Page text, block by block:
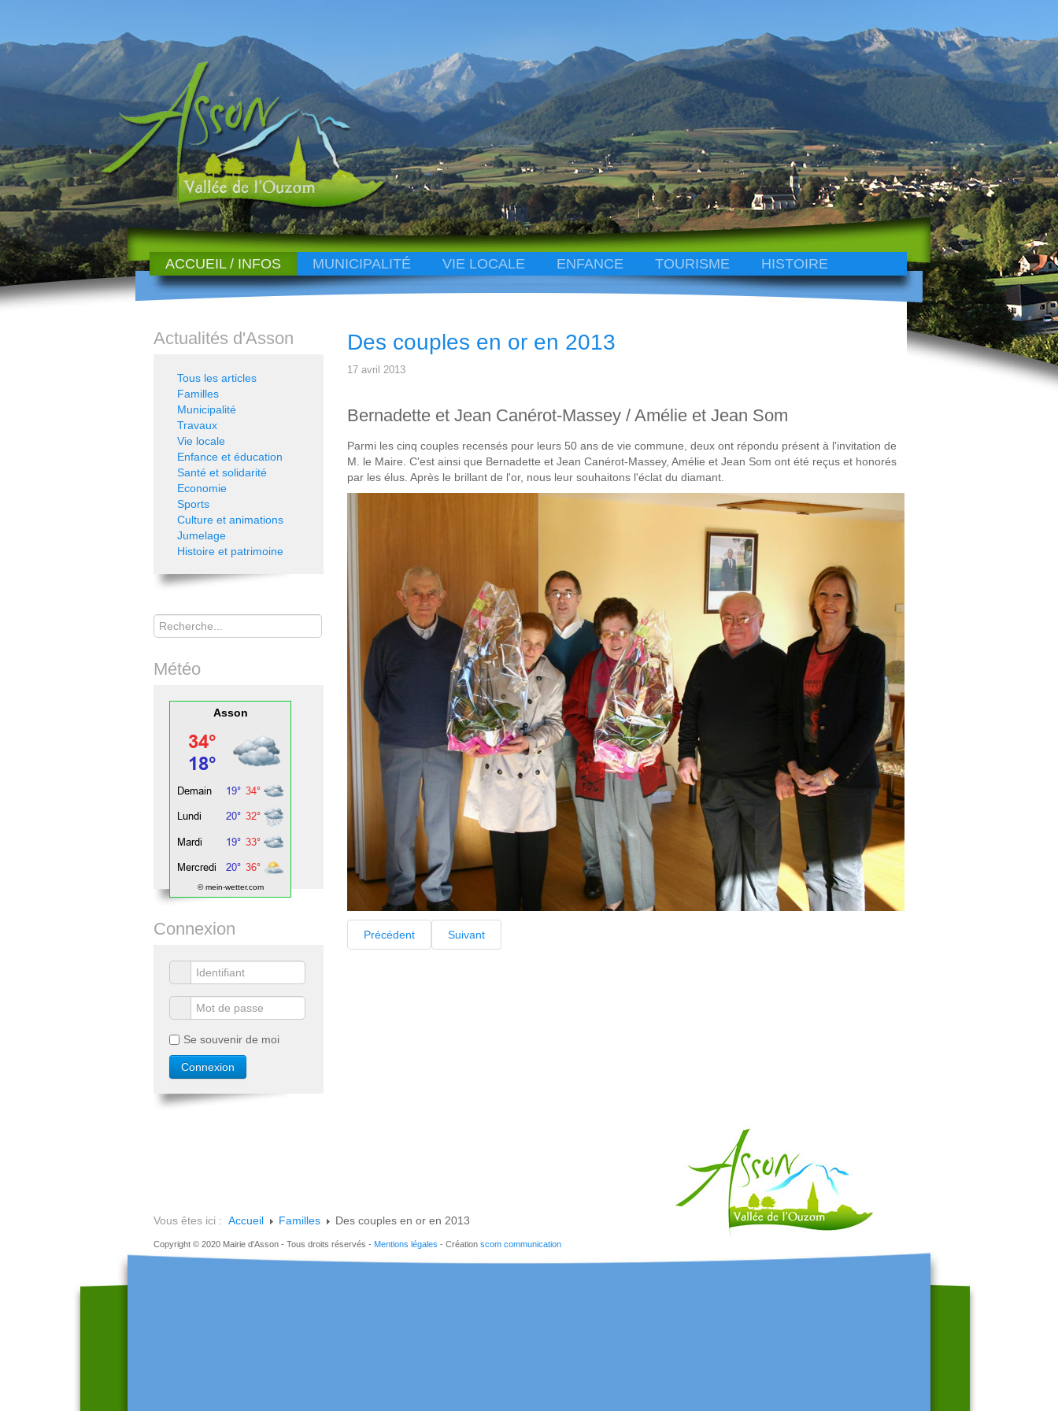
ACCUEIL / INFOS MUNICIPALITÉ VIE LOCALE ENFANCE TOURISME HISTOIRE
Des couples en or en 2013
17 avril 2013
Bernadette et Jean Canérot-Massey / Amélie et Jean Som
Parmi les cinq couples recensés pour leurs 50 ans de vie commune, deux ont répondu présent à l'invitation de
M. le Maire. C'est ainsi que Bernadette et Jean Canérot-Massey, Amélie et Jean Som ont été reçus et honorés
par les élus. Après le brillant de l'or, nous leur souhaitons l'éclat du diamant.
Précédent Suivant
Actualités d'Asson
Tous les articles
Familles
Municipalité
Travaux
Vie locale
Enfance et éducation
Santé et solidarité
Economie
Sports
Culture et animations
Jumelage
Histoire et patrimoine
Rechercher
Météo
Asson
© mein-wetter.com
Connexion
Se souvenir de moi
Vous êtes ici : Accueil Familles Des couples en or en 2013
Copyright © 2020 Mairie d'Asson - Tous droits réservés - Mentions légales - Création scom communication